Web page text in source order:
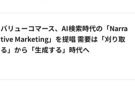
バリューコマース、AI検索時代の「Narra
tive Marketing」を提唱 需要は「刈り取
る」から「生成する」時代へ